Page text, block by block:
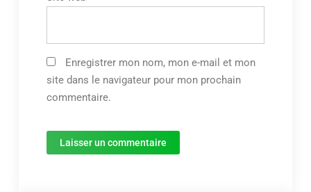
Enregistrer mon nom, mon e-mail et mon
site dans le navigateur pour mon prochain
commentaire.